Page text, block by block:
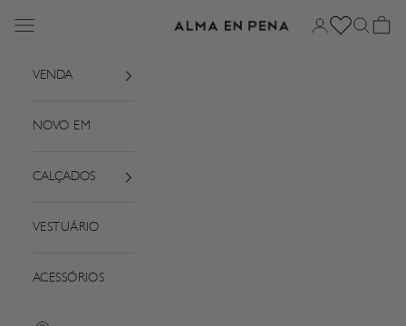
Alma em Pena
Menu Iniciar sessão
Pesquisar
Cesto
VENDA
NOVO EM
CALÇADOS
VESTUÁRIO
ACESSÓRIOS